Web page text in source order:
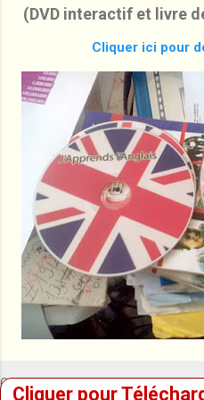
votre propre
(DVD interactif et livre
Cliquer ici pour
pour
Copyright © 2026 Maxipdf.com